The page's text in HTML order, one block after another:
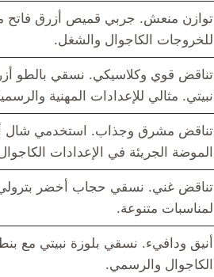
توازن منعش. جربي قميص أزرق فاتح
للخروجات الكاجوال والشغل.
تناقض قوي وكلاسيكي. نسقي بالطو
نبيتي. مثالي للإعدادات المهنية
تناقض مشرق وجذاب. استخدمي شال
الموضة الجريئة في الإعدادات
تناقض غني. نسقي حجاب أخضر بترولي
لمناسبات متنوعة.
أنيق ودافيء. نسقي بلوزة نبيتي مع
الكاجوال والرسمي.